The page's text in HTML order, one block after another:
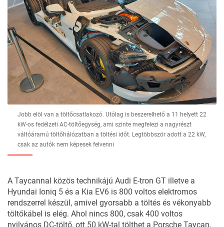
Jobb elöl van a töltőcsatlakozó. Utólag is beszerelhető a 11 helyett 22
kW-os fedélzeti AC-töltőegység, ami szinte megfelezi a nagyrészt
váltóáramú töltőhálózatban a töltési időt. Legtöbbször adott a 22 kW,
csak az autók nem képesek felvenni
A Taycannal közös technikájú Audi E-tron GT illetve a
Hyundai Ioniq 5 és a Kia EV6 is 800 voltos elektromos
rendszerrel készül, amivel gyorsabb a töltés és vékonyabb
töltőkábel is elég. Ahol nincs 800, csak 400 voltos
nyilvános DC-töltő, ott 50 kW-tal tölthet a Porsche Taycan,